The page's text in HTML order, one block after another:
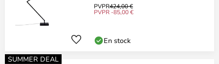
PVPR424,00 €
PVPR -85,00 €
En stock
SUMMER DEAL